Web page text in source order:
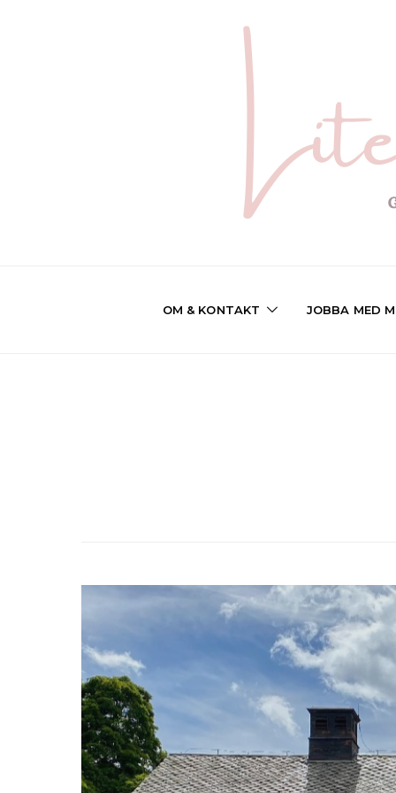
OM & KONTAKT JOBBA MED